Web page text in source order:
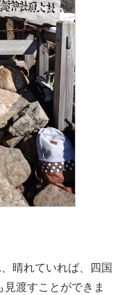
晴れていれば、四国
渡すことができま